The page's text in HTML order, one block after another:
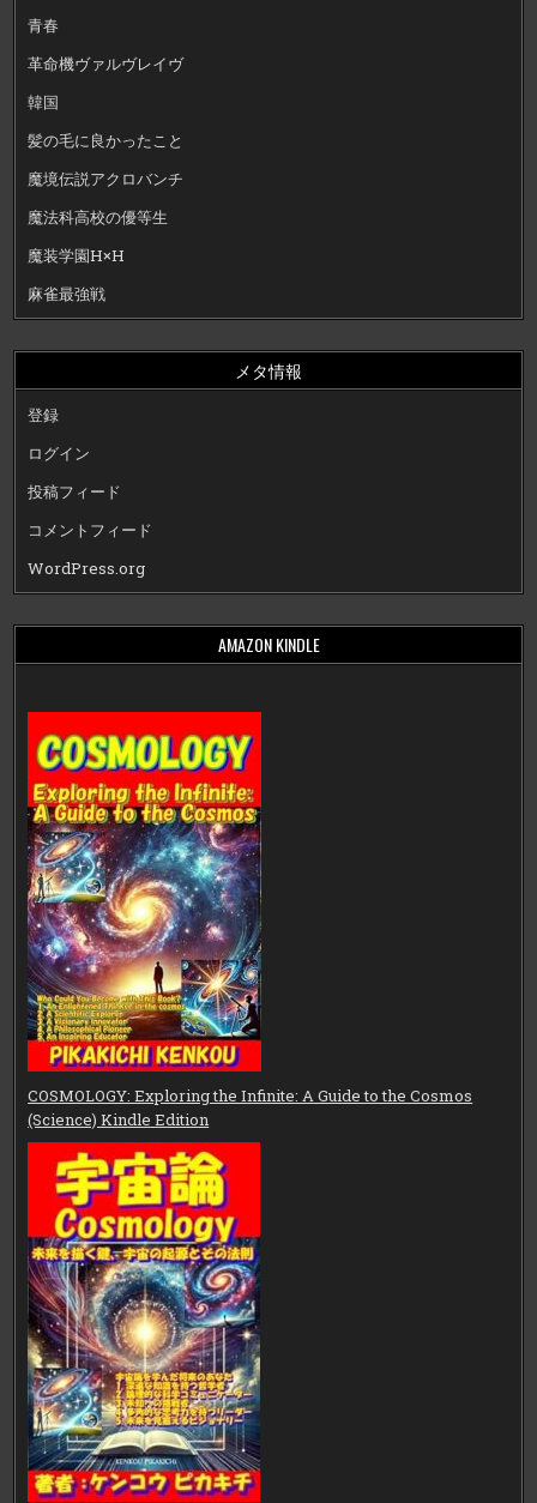
青春
革命機ヴァルヴレイヴ
韓国
髪の毛に良かったこと
魔境伝説アクロバンチ
魔法科高校の優等生
魔装学園H×H
麻雀最強戦
メタ情報
登録
ログイン
投稿フィード
コメントフィード
WordPress.org
AMAZON KINDLE
COSMOLOGY: Exploring the Infinite: A Guide to the Cosmos
(Science) Kindle Edition